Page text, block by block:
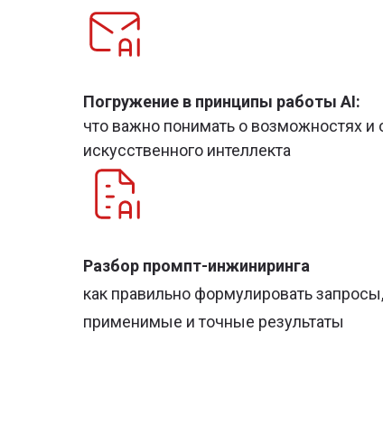
Погружение в принципы работы AI:
что важно понимать о возможностях и
искусственного интеллекта
Разбор промпт-инжиниринга
как правильно формулировать
применимые и точные результаты